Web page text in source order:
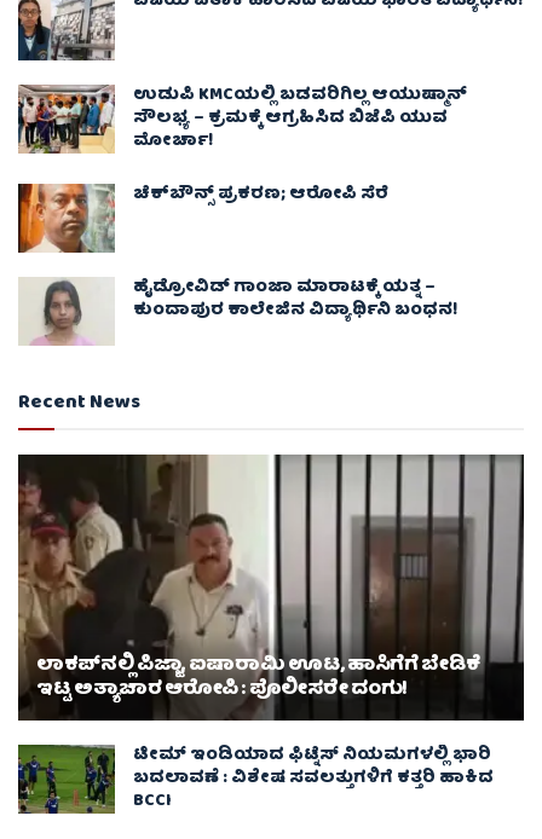
ಉಡುಪಿ KMCಯಲ್ಲಿ ಬಡವರಿಗಿಲ್ಲ ಆಯುಷ್ಮಾನ್
ಸೌಲಭ್ಯ – ಕ್ರಮಕ್ಕೆ ಆಗ್ರಹಿಸಿದ ಬಿಜೆಪಿ ಯುವ
ಮೋರ್ಚಾ!
ಚೆಕ್​ಬೌನ್ಸ್​ ಪ್ರಕರಣ; ಆರೋಪಿ ಸೆರೆ
ಹೈಡ್ರೋವಿಡ್ ಗಾಂಜಾ ಮಾರಾಟಕ್ಕೆ ಯತ್ನ –
ಕುಂದಾಪುರ ಕಾಲೇಜಿನ ವಿದ್ಯಾರ್ಥಿನಿ ಬಂಧನ!
Recent News
ಲಾಕಪ್‌ನಲ್ಲಿ ಪಿಜ್ಜಾ, ಐಷಾರಾಮಿ ಊಟ, ಹಾಸಿಗೆಗೆ ಬೇಡಿಕೆ
ಇಟ್ಟ ಅತ್ಯಾಚಾರ ಆರೋಪಿ : ಪೊಲೀಸರೇ ದಂಗು!
ಟೀಮ್ ಇಂಡಿಯಾದ ಫಿಟ್ನೆಸ್ ನಿಯಮಗಳಲ್ಲಿ ಭಾರಿ
ಬದಲಾವಣೆ : ವಿಶೇಷ ಸವಲತ್ತುಗಳಿಗೆ ಕತ್ತರಿ ಹಾಕಿದ
BCCI